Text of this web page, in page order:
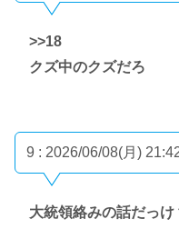
>>18
クズ中のクズだろ
9 : 2026/06/08(月)
大統領絡みの話だっ